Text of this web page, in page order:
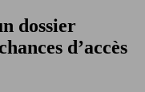
dossier
d’accès